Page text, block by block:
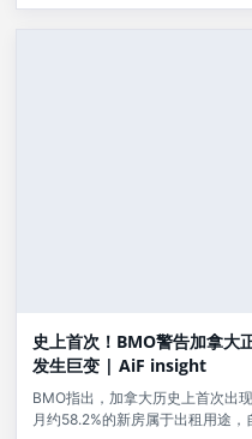
史上首次！BMO警告加拿大
发生巨变 | AiF insight
BMO指出，加拿大历史上首次出
月约58.2%的新房属于出租用途，